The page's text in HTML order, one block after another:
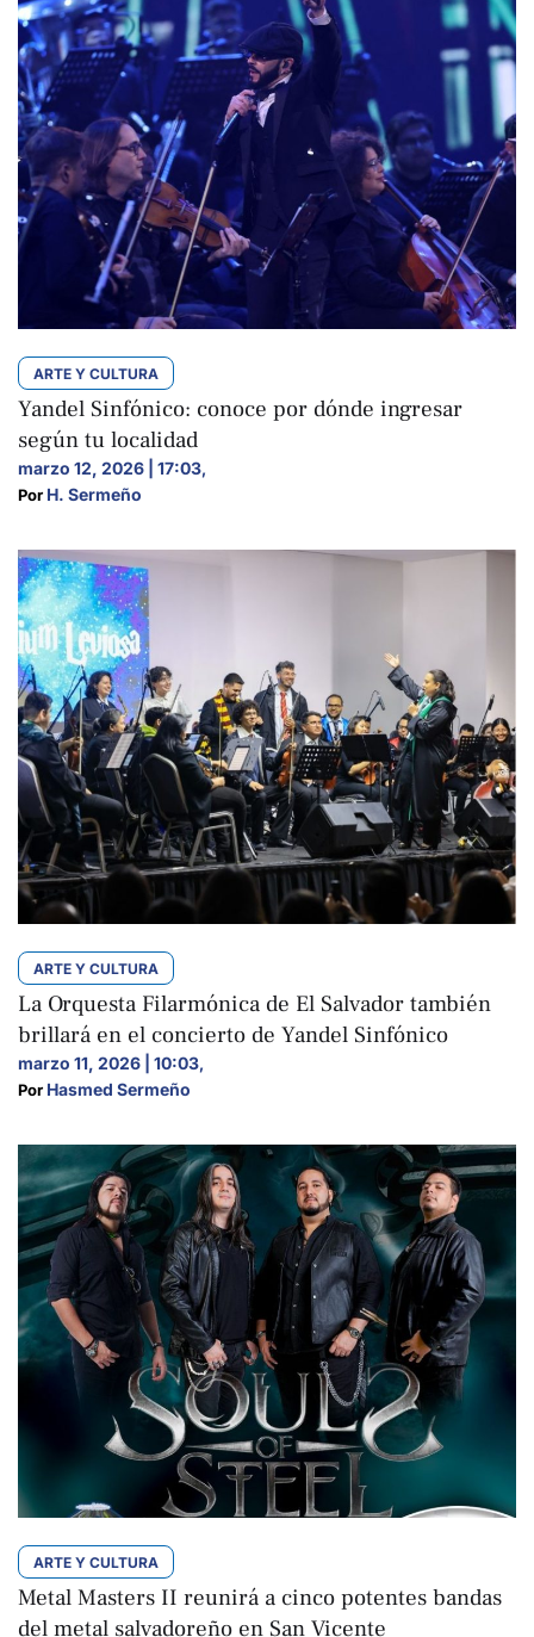
ARTE Y CULTURA
Yandel Sinfónico: conoce por dónde ingresar
según tu localidad
marzo 12, 2026 | 17:03,
Por H. Sermeño
ARTE Y CULTURA
La Orquesta Filarmónica de El Salvador también
brillará en el concierto de Yandel Sinfónico
marzo 11, 2026 | 10:03,
Por Hasmed Sermeño
ARTE Y CULTURA
Metal Masters II reunirá a cinco potentes bandas
del metal salvadoreño en San Vicente